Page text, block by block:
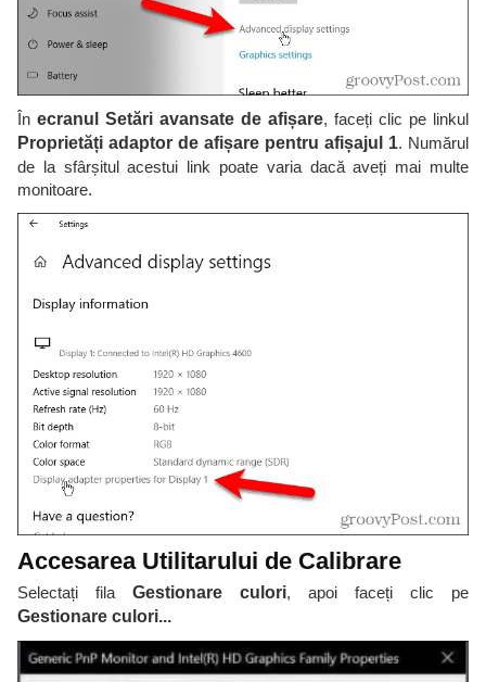
În ecranul Setări avansate de afișare, faceți clic pe linkul
Proprietăți adaptor de afișare pentru afișajul 1. Numărul
de la sfârșitul acestui link poate varia dacă aveți mai multe
monitoare.
Accesarea Utilitarului de Calibrare
Selectați fila Gestionare culori, apoi faceți clic pe
Gestionare culori...